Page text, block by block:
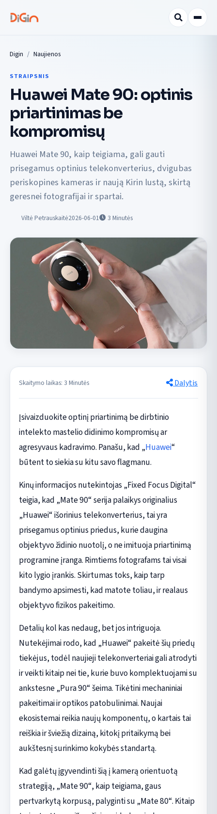
Digin Naujienos
STRAIPSNIS
Huawei Mate 90: optinis
priartinimas be
kompromisų
Huawei Mate 90, kaip teigiama, gali gauti
prisegamus optinius telekonverterius, dvigubas
periskopines kameras ir naują Kirin lustą, skirtą
geresnei fotografijai ir spartai.
Viltė Petrauskaitė2026-06-01 3 Minutės
Skaitymo laikas: 3 Minutės Dalytis
Įsivaizduokite optinį priartinimą be dirbtinio
intelekto mastelio didinimo kompromisų ar
agresyvaus kadravimo. Panašu, kad „Huawei“
būtent to siekia su kitu savo flagmanu.
Kinų informacijos nutekintojas „Fixed Focus Digital“
teigia, kad „Mate 90“ serija palaikys originalius
„Huawei“ išorinius telekonverterius, tai yra
prisegamus optinius priedus, kurie daugina
objektyvo židinio nuotolį, o ne imituoja priartinimą
programine įranga. Rimtiems fotografams tai visai
kito lygio įrankis. Skirtumas toks, kaip tarp
bandymo apsimesti, kad matote toliau, ir realaus
objektyvo fizikos pakeitimo.
Detalių kol kas nedaug, bet jos intriguoja.
Nutekėjimai rodo, kad „Huawei“ pakeitė šių priedų
tiekėjus, todėl naujieji telekonverteriai gali atrodyti
ir veikti kitaip nei tie, kurie buvo komplektuojami su
ankstesne „Pura 90“ šeima. Tikėtini mechaniniai
pakeitimai ir optikos patobulinimai. Naujai
ekosistemai reikia naujų komponentų, o kartais tai
reiškia ir šviežią dizainą, kitokį pritaikymą bei
aukštesnį surinkimo kokybės standartą.
Kad galėtų įgyvendinti šią į kamerą orientuotą
strategiją, „Mate 90“, kaip teigiama, gaus
pertvarkytą korpusą, palyginti su „Mate 80“. Kitaip